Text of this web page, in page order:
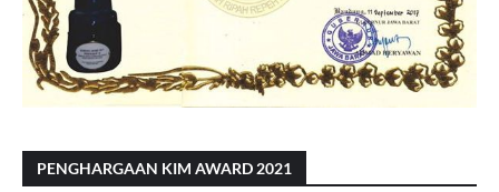
PENGHARGAAN KIM AWARD 2021